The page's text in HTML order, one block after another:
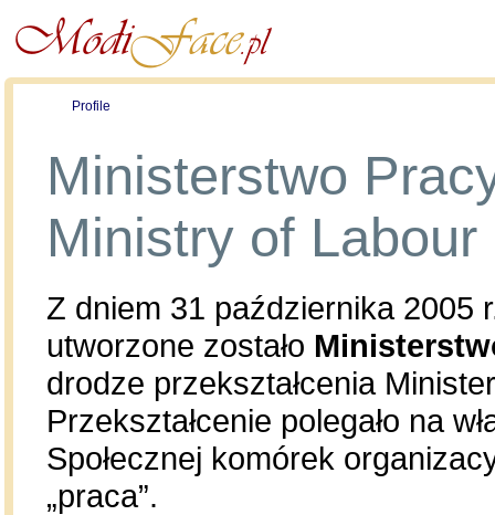
Profile
Ministerstwo
Ministry of
Z dniem 31 października 2005
utworzone zostało
drodze przekształcenia
Przekształcenie polegało na
Społecznej komórek
„praca”.